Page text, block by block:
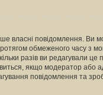
власні повідомлення. Ви
обмеженого часу з
разів ви редагували це
якщо модератор або
повідомлення та